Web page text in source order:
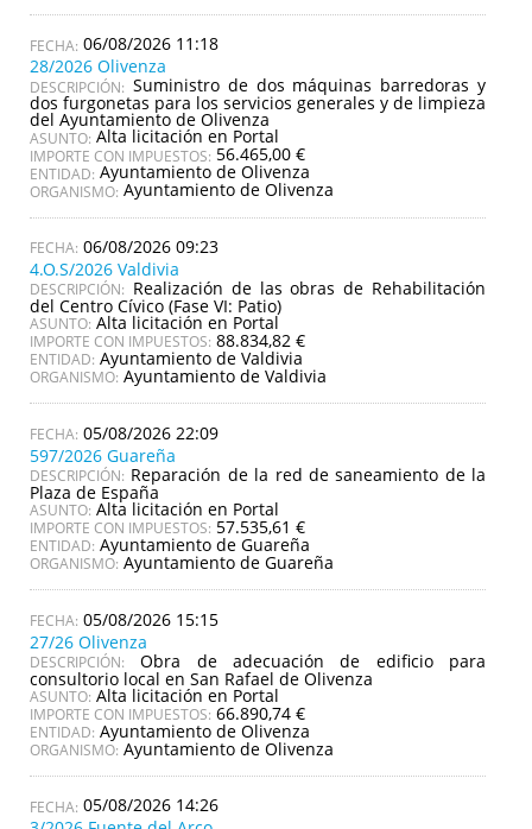
06/08/2026 11:18
28/2026 Olivenza
DESCRIPCIÓN: Suministro de dos máquinas barredoras y
dos furgonetas para los servicios generales y de limpieza
del Ayuntamiento de Olivenza
ASUNTO: Alta licitación en Portal
IMPORTE CON IMPUESTOS: 56.465,00 €
ENTIDAD: Ayuntamiento de Olivenza
ORGANISMO: Ayuntamiento de Olivenza
06/08/2026 09:23
4.O.S/2026 Valdivia
DESCRIPCIÓN: Realización de las obras de Rehabilitación
del Centro Cívico (Fase VI: Patio)
ASUNTO: Alta licitación en Portal
IMPORTE CON IMPUESTOS: 88.834,82 €
ENTIDAD: Ayuntamiento de Valdivia
ORGANISMO: Ayuntamiento de Valdivia
05/08/2026 22:09
597/2026 Guareña
DESCRIPCIÓN: Reparación de la red de saneamiento de la
Plaza de España
ASUNTO: Alta licitación en Portal
IMPORTE CON IMPUESTOS: 57.535,61 €
ENTIDAD: Ayuntamiento de Guareña
ORGANISMO: Ayuntamiento de Guareña
05/08/2026 15:15
27/26 Olivenza
DESCRIPCIÓN: Obra de adecuación de edificio para
consultorio local en San Rafael de Olivenza
ASUNTO: Alta licitación en Portal
IMPORTE CON IMPUESTOS: 66.890,74 €
ENTIDAD: Ayuntamiento de Olivenza
ORGANISMO: Ayuntamiento de Olivenza
05/08/2026 14:26